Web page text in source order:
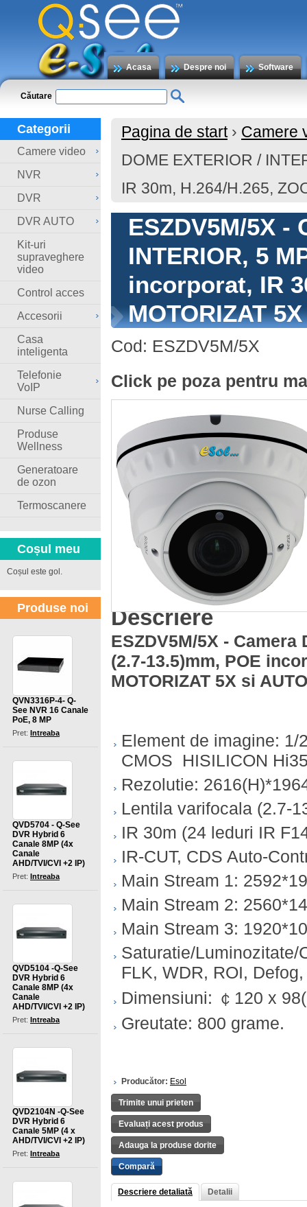
Acasa Despre noi Software
Căutare
Categorii
Camere video
NVR
DVR
DVR AUTO
Kit-uri
supraveghere
video
Control acces
Accesorii
Casa
inteligenta
Telefonie
VoIP
Nurse Calling
Produse
Wellness
Generatoare
de ozon
Termoscanere
Coșul meu
Coșul este gol.
Produse noi
QVN3316P-4- Q-
See NVR 16 Canale
PoE, 8 MP
Pret: Intreaba
QVD5704 - Q-See
DVR Hybrid 6
Canale 8MP (4x
Canale
AHD/TVI/CVI +2 IP)
Pret: Intreaba
QVD5104 -Q-See
DVR Hybrid 6
Canale 8MP (4x
Canale
AHD/TVI/CVI +2 IP)
Pret: Intreaba
QVD2104N -Q-See
DVR Hybrid 6
Canale 5MP (4 x
AHD/TVI/CVI +2 IP)
Pret: Intreaba
Pagina de start› Camere
DOME EXTERIOR /
IR 30m, H.264/H.265,
ESZDV5M/5X -
INTERIOR, 5
incorporat, IR
MOTORIZAT
Cod: ESZDV5M/5X
Click pe poza pentru
Descriere
ESZDV5M/5X - Camera
(2.7-13.5)mm, POE
MOTORIZAT 5X si
Element de imagine: 1/
CMOS HISILICON
Rezolutie:
Lentila varifocala (2.7-
IR 30m (24 leduri IR
IR-CUT, CDS Auto-
Main Stream 1:
Main Stream 2:
Main Stream 3:
Saturatie/Luminozitate/
FLK, WDR, ROI,
Dimensiuni: ￠120 x
Greutate: 800 grame.
Producător: Esol
Trimite unui prieten
Evaluați acest produs
Adauga la produse dorite
Compară
Descriere detaliată Detalii